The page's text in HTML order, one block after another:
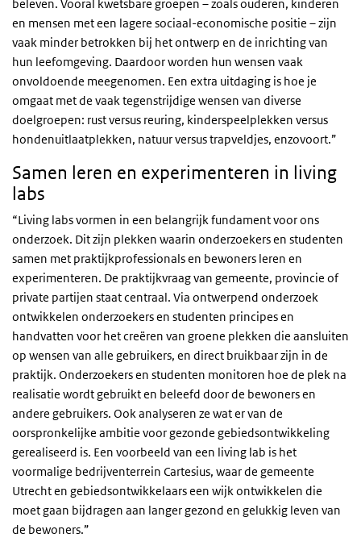
beleven. Vooral kwetsbare groepen – zoals ouderen, kinderen
en mensen met een lagere sociaal-economische positie – zijn
vaak minder betrokken bij het ontwerp en de inrichting van
hun leefomgeving. Daardoor worden hun wensen vaak
onvoldoende meegenomen. Een extra uitdaging is hoe je
omgaat met de vaak tegenstrijdige wensen van diverse
doelgroepen: rust versus reuring, kinderspeelplekken versus
hondenuitlaatplekken, natuur versus trapveldjes, enzovoort.”
Samen leren en experimenteren in living
labs
“Living labs vormen in een belangrijk fundament voor ons
onderzoek. Dit zijn plekken waarin onderzoekers en studenten
samen met praktijkprofessionals en bewoners leren en
experimenteren. De praktijkvraag van gemeente, provincie of
private partijen staat centraal. Via ontwerpend onderzoek
ontwikkelen onderzoekers en studenten principes en
handvatten voor het creëren van groene plekken die aansluiten
op wensen van alle gebruikers, en direct bruikbaar zijn in de
praktijk. Onderzoekers en studenten monitoren hoe de plek na
realisatie wordt gebruikt en beleefd door de bewoners en
andere gebruikers. Ook analyseren ze wat er van de
oorspronkelijke ambitie voor gezonde gebiedsontwikkeling
gerealiseerd is. Een voorbeeld van een living lab is het
voormalige bedrijventerrein Cartesius, waar de gemeente
Utrecht en gebiedsontwikkelaars een wijk ontwikkelen die
moet gaan bijdragen aan langer gezond en gelukkig leven van
de bewoners.”